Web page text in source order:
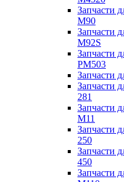
Запчасти
M90
Запчасти
M92S
Запчасти
PM503
Запчасти
Запчасти
281
Запчасти
M11
Запчасти
250
Запчасти
450
Запчасти